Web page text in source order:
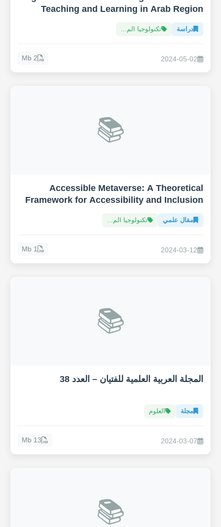
Teaching and Learning in Arab Region
دراسة تكنولوجيا الم...
2024-05-02
2 Mb
📚
Accessible Metaverse: A Theoretical
Framework for Accessibility and Inclusion
مقال علمي تكنولوجيا الم...
2024-03-12
1 Mb
📚
المجلة العربية العلمية للفتيان – العدد 38
مجلة العلوم
2024-03-07
13 Mb
📚